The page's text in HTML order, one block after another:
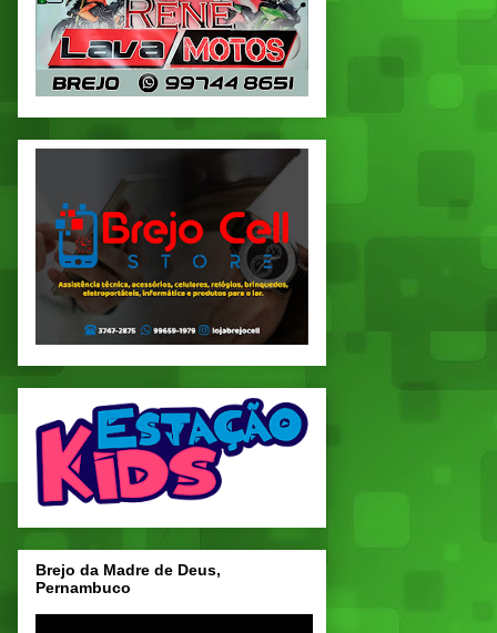
Brejo da Madre de Deus,
Pernambuco